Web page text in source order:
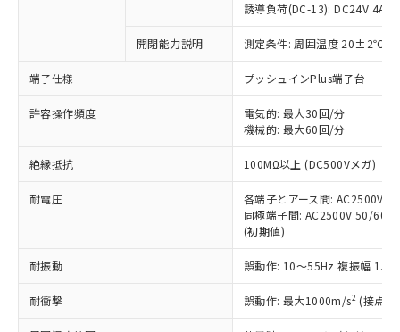
誘導負荷(DC-13): DC24V 4A/
開閉能力説明 測定条件: 周囲温度 20±2℃、
端子仕様 プッシュインPlus端子台
許容操作頻度
電気的: 最大30回/分
機械的: 最大60回/分
絶縁抵抗 100MΩ以上 (DC500Vメガ)
耐電圧
各端子とアース間: AC2500V
同極端子間: AC2500V 50/
(初期値)
耐振動 誤動作: 10～55Hz 複振幅
耐衝撃 誤動作: 最大1000m/s2 (接点
以下の条件をお読みいただき、同意のうえ
本サービスは、当社制御機器事業取扱
商品の当社在庫状況および標準価格
(税抜)を提供させていただくもので
当社制御機器事業取扱商品の中には、
本サービスの対象外となる商品もある
ことをご了承ください。
在庫状況および標準価格照会結果は、
記載している更新日時点での社内デー
タに基づき作成されるものであり、閲
覧された時点での実際の在庫および標
準価格とは異なる場合があることをご
対応予定なし：EU RoHS指令（10物質）の
非含有に非対応の商品で、対応品を出す予
調査・確認中：EU RoHS指令（10物質）の
非含有の対応状況を調査中または確認中の
商品です。
害物質有無と関係のない商品です。
仕入先様の事情により、非含有部品として
いたものが、含有品と判明した場合などや
むを得ず変更することがあります。
鉛(Pb) 1000ppm以下、 水銀(Hg) 1000ppm以下、 カド
六価クロム(Cr(Ⅵ)) 1000ppm以下、ポリ臭化ビフェニル
類(PBB) 1000ppm以下、ポリ臭化ジフェニルエーテル類
(PBDE) 1000ppm以下、フタル酸ビス(2-エチルヘキシ
「○」：最大均質材料含有率が中国RoHSの
基準値以下であることを示します。
「×」：最大均質材料含有率が中国RoHSの
基準値を超えていることを示します。
「－」：未確認です。当社販売部門へお問
*中国RoHS10物質の基準値 (GB/T26572)：
Pb(鉛) :1000ppm、 Hg(水銀) : 1000ppm、 Cd(カドミウ
Cr(Ⅵ)(六価クロム) : 1000ppm、 PBBs(ポリ臭化ビフェ
ニル類) : 1000ppm、 PBDEs(ポリ臭化ジフェニルエーテ
当社は、これら貴社製品のうち、外国
為替および外国貿易法に定める商品
（以下｢規制貨物等」という）を輸出
または国外への提供する場合は、日本
国政府の輸出許可(または役務取引許
可)を取得するなどの必要な手続きを
一定数以上の在庫あり